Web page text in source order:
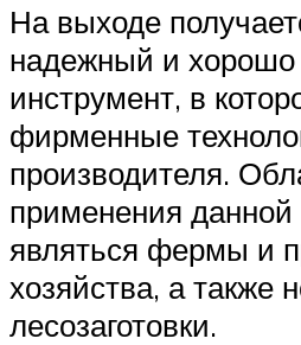
На выходе
надежный и
инструмент, в
фирменные
производителя.
применения
являться фермы и
хозяйства, а также
лесозаготовки.